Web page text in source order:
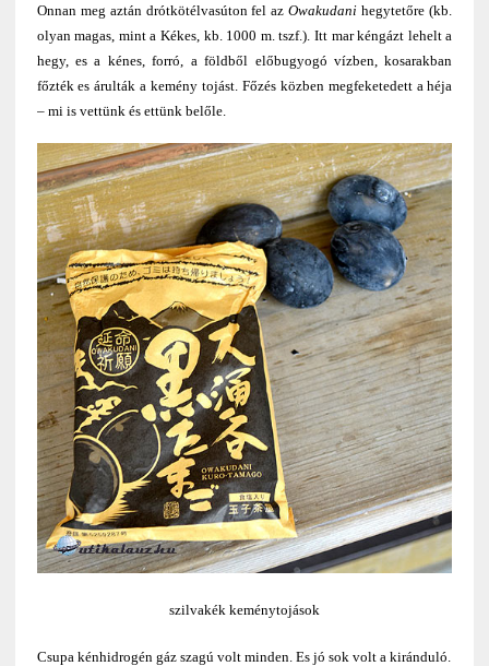
Onnan meg aztán drótkötélvasúton fel azOwakudanihegytetőre (kb.
olyan magas, mint a Kékes, kb. 1000 m. tszf.). Itt mar kéngázt lehelt a
hegy, es a kénes, forró, a földből előbugyogó vízben, kosarakban
főzték es árulták a kemény tojást. Főzés közben megfeketedett a héja
– mi is vettünk és ettünk belőle.
szilvakék keménytojások
Csupa kénhidrogén gáz szagú volt minden. Es jó sok volt a kiránduló.